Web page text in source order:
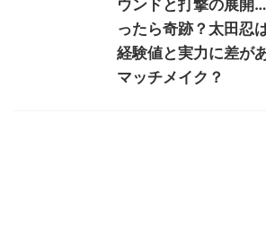
ウンドと打撃の展開
ったら奇跡？太田忍
経験値と実力に差が
マッチメイク？